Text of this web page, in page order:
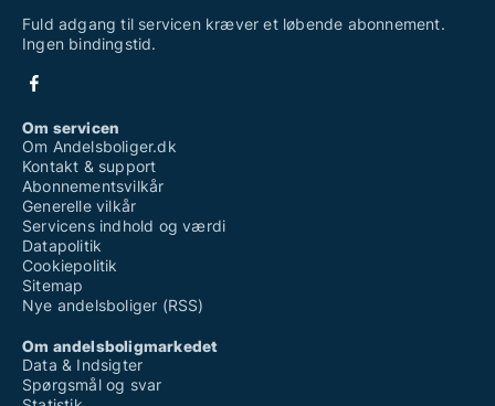
Fuld adgang til servicen kræver et løbende abonnement.
Ingen bindingstid.
Om servicen
Om Andelsboliger.dk
Kontakt & support
Abonnementsvilkår
Generelle vilkår
Servicens indhold og værdi
Datapolitik
Cookiepolitik
Sitemap
Nye andelsboliger (RSS)
Om andelsboligmarkedet
Data & Indsigter
Spørgsmål og svar